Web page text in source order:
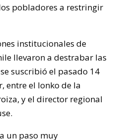
pobladores a restringir
institucionales de
llevaron a destrabar las
suscribió el pasado 14
entre el lonko de la
y el director regional
un paso muy